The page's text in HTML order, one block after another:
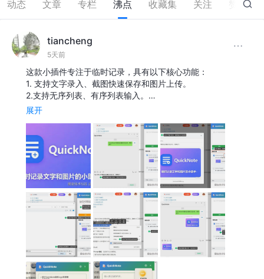
动态 文章 专栏 沸点 收藏集 关注 32
tiancheng
5天前
这款小插件专注于临时记录，具有以下核心功能：
1. 支持文字录入、截图快速保存和图片上传。
2.支持无序列表、有序列表输入。…
展开